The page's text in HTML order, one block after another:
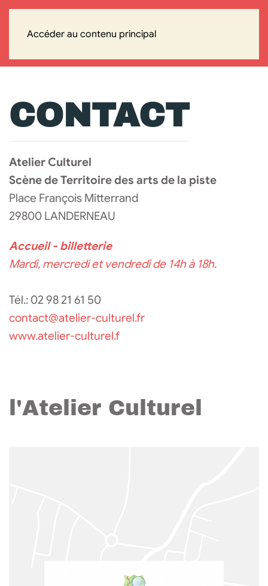
Accéder au contenu principal
CONTACT
Atelier Culturel
Scène de Territoire des arts de la piste
Place François Mitterrand
29800 LANDERNEAU
Accueil - billetterie
Mardi, mercredi et vendredi de 14h à 18h.
Tél.: 02 98 21 61 50
contact@atelier-culturel.fr
www.atelier-culturel.f
l'Atelier Culturel